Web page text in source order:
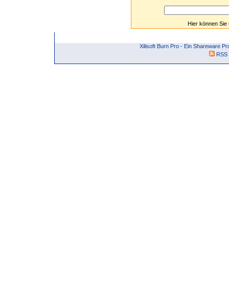
Hier können
Xilisoft Burn Pro - Ein Shareware